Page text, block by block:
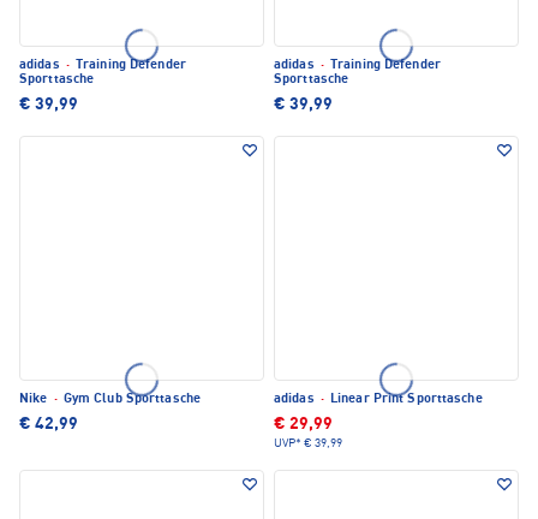
adidas ·
Training Defender
Sporttasche
€ 39,99
adidas ·
Training Defender
Sporttasche
€ 39,99
Nike · Gym Club Sporttasche
€ 42,99
adidas · Linear Print Sporttasche
€ 29,99
UVP* € 39,99